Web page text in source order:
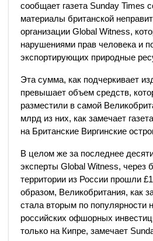
сообщает газета Sunday Times
материалы британской
организации Global Witness,
нарушениями прав человека и
экспортирующих природные
Эта сумма, как подчеркивает
превышает объем средств,
разместили в самой
млрд из них, как замечает
на Британские Виргинские
В целом же за последнее
эксперты Global Witness, через
территории из России прошли
образом, Великобритания, как
стала вторым по популярности
российских офшорных
только на Кипре, замечает